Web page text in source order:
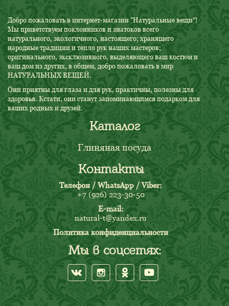
Добро пожаловать в интернет-магазин "Натуральные вещи"!
Мы приветствуем поклонников и знатоков всего
натурального, экологичного, настоящего; хранящего
народные традиции и тепло рук наших мастеров;
оригинального, эксклюзивного, выделяющего ваш костюм и
ваш дом из других, в общем, добро пожаловать в мир
НАТУРАЛЬНЫХ ВЕЩЕЙ.
Они приятны для глаза и для рук, практичны, полезны для
здоровья. Кстати, они станут запоминающимся подарком для
ваших родных и друзей.
Каталог
Глиняная посуда
Контакты
Телефон / WhatsApp / Viber:
+7 (926) 223-30-50
E-mail:
natural-t@yandex.ru
Политика конфиденциальности
Мы в соцсетях: